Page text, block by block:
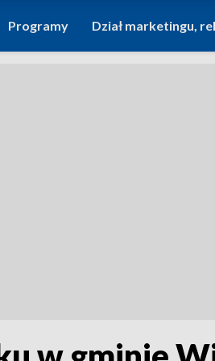
Programy Dział marketingu,